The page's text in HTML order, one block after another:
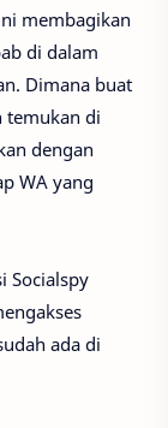
membagikan
di dalam
Dimana buat
temukan di
dengan
WA yang
Socialspy
ada di